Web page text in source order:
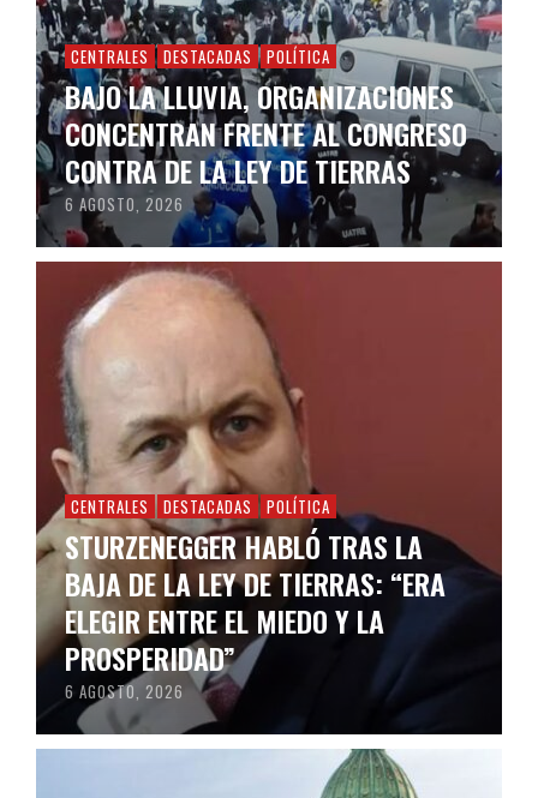
CENTRALES DESTACADAS POLÍTICA
BAJO LA LLUVIA, ORGANIZACIONES
CONCENTRAN FRENTE AL CONGRESO
CONTRA DE LA LEY DE TIERRAS
6 AGOSTO, 2026
CENTRALES DESTACADAS POLÍTICA
STURZENEGGER HABLÓ TRAS LA
BAJA DE LA LEY DE TIERRAS: “ERA
ELEGIR ENTRE EL MIEDO Y LA
PROSPERIDAD”
6 AGOSTO, 2026